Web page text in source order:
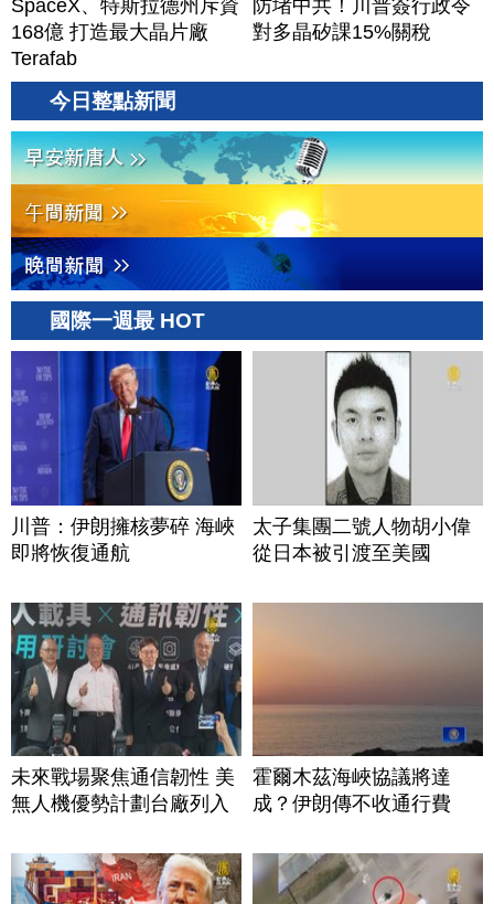
SpaceX、特斯拉德州斥資
168億 打造最大晶片廠
Terafab
防堵中共！川普簽行政令
對多晶矽課15%關稅
今日整點新聞
國際一週最 HOT
川普：伊朗擁核夢碎 海峽
即將恢復通航
太子集團二號人物胡小偉
從日本被引渡至美國
未來戰場聚焦通信韌性 美
無人機優勢計劃台廠列入
霍爾木茲海峽協議將達
成？伊朗傳不收通行費